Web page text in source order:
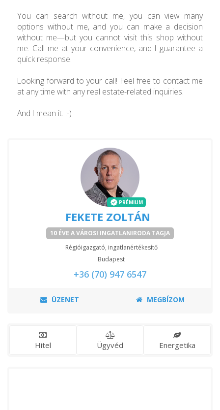
You can search without me, you can view many
options without me, and you can make a decision
without me—but you cannot visit this shop without
me. Call me at your convenience, and I guarantee a
quick response.
Looking forward to your call! Feel free to contact me
at any time with any real estate-related inquiries.
And I mean it. :-)
PRÉMIUM
FEKETE ZOLTÁN
10 ÉVE A VÁROSI INGATLANIRODA TAGJA
Régióigazgató, ingatlanértékesítő
Budapest
+36 (70) 947 6547
ÜZENET MEGBÍZOM
Hitel Ügyvéd Energetika